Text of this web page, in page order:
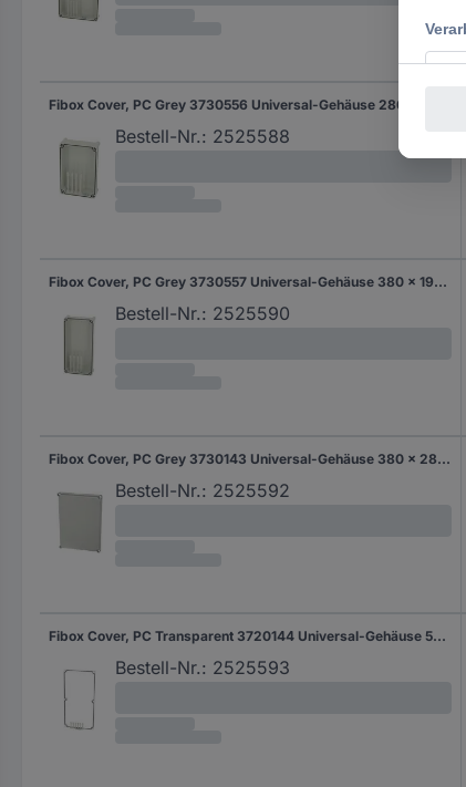
Bestell-Nr.: 2525588
Fibox Cover, PC Grey 3730557 Universal-Gehäuse 380 x 190 x 80 Polycarbonat Lichtgrau (RAL 7035) 1 St.
Bestell-Nr.: 2525590
Fibox Cover, PC Grey 3730143 Universal-Gehäuse 380 x 280 x 30 Polycarbonat Lichtgrau (RAL 7035) 1 St.
Bestell-Nr.: 2525592
Fibox Cover, PC Transparent 3720144 Universal-Gehäuse 560 x 280 x 30 Polycarbonat Lichtgrau (RAL 7035) 1 St.
Bestell-Nr.: 2525593